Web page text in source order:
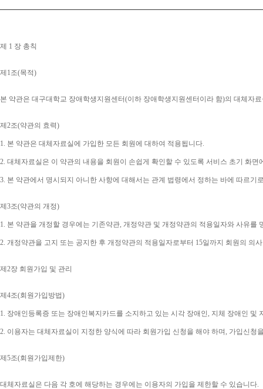
제 1 장 총칙
제 1조(목적)
본 약관은 대구대학교 장애학생지원센터(이하 장애학생지원센터이라 함)의 대체자
제 2조(약관의 효력)
1. 본 약관은 대체자료실에 가입한 모든 회원에 대하여 적용됩니다.
2. 대체자료실은 이 약관의 내용을 회원이 손쉽게 확인할 수 있도록 서비스 초기 화면
3. 본 약관에서 명시되지 아니한 사항에 대해서는 관계 법령에서 정하는 바에 따르기
제 3조(약관의 개정)
1. 본 약관을 개정할 경우에는 기존약관, 개정약관 및 개정약관의 적용일자와 사유를
2. 개정약관을 고지 또는 공지한 후 개정약관의 적용일자로부터 15일까지 회원의 의
제 2장 회원가입 및 관리
제 4조(회원가입방법)
1. 장애인등록증 또는 장애인복지카드를 소지하고 있는 시각 장애인, 지체 장애인 및
2. 이용자는 대체자료실이 지정한 양식에 따라 회원가입 신청을 해야 하며, 가입신청
제 5조(회원가입제한)
대체자료실은 다음 각 호에 해당하는 경우에는 이용자의 가입을 제한할 수 있습니다.